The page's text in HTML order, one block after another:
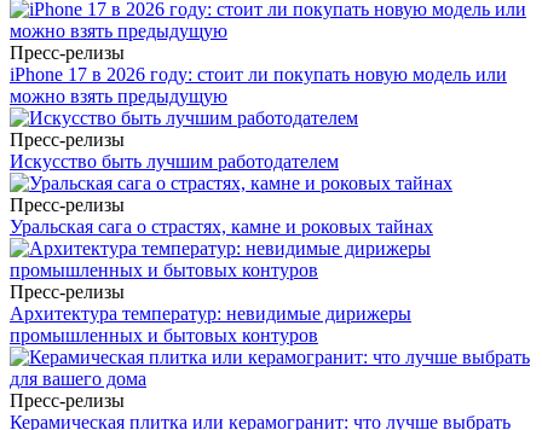
Пресс-релизы
iPhone 17 в 2026 году: стоит ли покупать новую модель или
можно взять предыдущую
Пресс-релизы
Искусство быть лучшим работодателем
Пресс-релизы
Уральская сага о страстях, камне и роковых тайнах
Пресс-релизы
Архитектура температур: невидимые дирижеры
промышленных и бытовых контуров
Пресс-релизы
Керамическая плитка или керамогранит: что лучше выбрать